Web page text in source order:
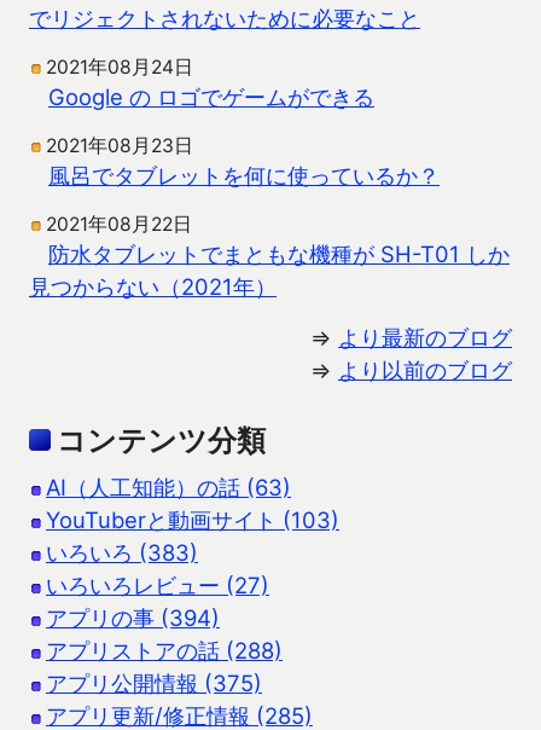
でリジェクトされないために必要なこと
2021年08月24日
Google の ロゴでゲームができる
2021年08月23日
風呂でタブレットを何に使っているか？
2021年08月22日
防水タブレットでまともな機種が SH-T01 しか
見つからない（2021年）
⇒ より最新のブログ
⇒ より以前のブログ
コンテンツ分類
AI（人工知能）の話 (63)
YouTuberと動画サイト (103)
いろいろ (383)
いろいろレビュー (27)
アプリの事 (394)
アプリストアの話 (288)
アプリ公開情報 (375)
アプリ更新/修正情報 (285)